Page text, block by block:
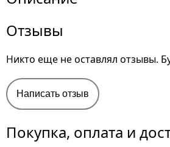
Отзывы
Никто еще не оставлял отзывы.
Написать отзыв
Покупка, оплата и